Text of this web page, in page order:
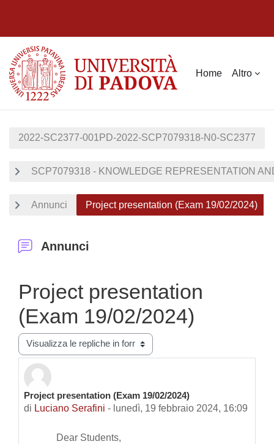
Home Altro
2022-SC2377-001PD-2022-SCP7079318-N0-SC2377
SCP7079318 - KNOWLEDGE REPRESENTATION
Annunci Project presentation (Exam 19/02/2024)
Annunci
Project presentation
(Exam 19/02/2024)
Modalità visualizzazione
Project presentation (Exam 19/02/2024)
di Luciano Serafini - lunedì, 19 febbraio 2024, 16:09
Numero di risposte: 1
Dear Students,